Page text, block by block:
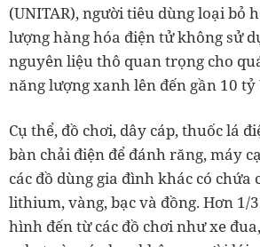
(UNITAR), người tiêu dùng loại bỏ
lượng hàng hóa điện tử không sử
nguyên liệu thô quan trọng cho
năng lượng xanh lên đến gần 10 tỷ
Cụ thể, đồ chơi, dây cáp, thuốc lá
bàn chải điện để đánh răng, máy
các đồ dùng gia đình khác có chứa
lithium, vàng, bạc và đồng. Hơn 1/
hình đến từ các đồ chơi như xe